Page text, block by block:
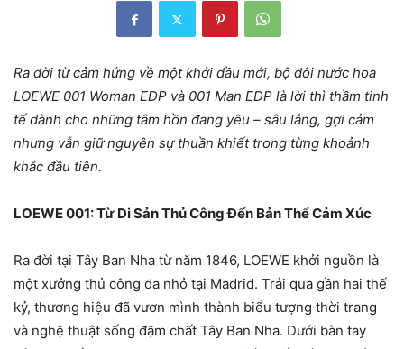
Ra đời từ cảm hứng về một khởi đầu mới, bộ đôi nước hoa
LOEWE 001 Woman EDP và 001 Man EDP là lời thì thầm tinh
tế dành cho những tâm hồn đang yêu – sâu lắng, gợi cảm
nhưng vẫn giữ nguyên sự thuần khiết trong từng khoảnh
khắc đầu tiên.
LOEWE 001: Từ Di Sản Thủ Công Đến Bản Thể Cảm Xúc
Ra đời tại Tây Ban Nha từ năm 1846, LOEWE khởi nguồn là
một xưởng thủ công da nhỏ tại Madrid. Trải qua gần hai thế
kỷ, thương hiệu đã vươn mình thành biểu tượng thời trang
và nghệ thuật sống đậm chất Tây Ban Nha. Dưới bàn tay